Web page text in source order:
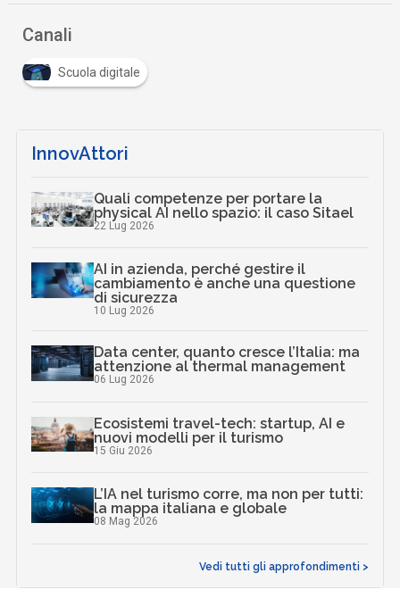
Canali
Scuola digitale
InnovAttori
Quali competenze per portare la
physical AI nello spazio: il caso Sitael
22 Lug 2026
AI in azienda, perché gestire il
cambiamento è anche una questione
di sicurezza
10 Lug 2026
Data center, quanto cresce l’Italia: ma
attenzione al thermal management
06 Lug 2026
Ecosistemi travel-tech: startup, AI e
nuovi modelli per il turismo
15 Giu 2026
L’IA nel turismo corre, ma non per tutti:
la mappa italiana e globale
08 Mag 2026
Vedi tutti gli approfondimenti >